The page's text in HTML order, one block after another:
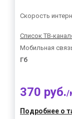
Скорость
Список ТВ-
Мобильная
Гб
370 руб./
Подробнее о